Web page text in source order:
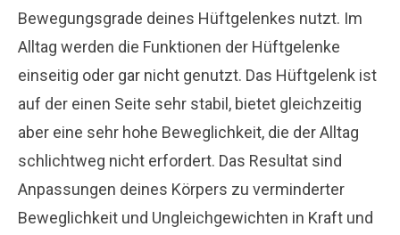
Bewegungsgrade deines Hüftgelenkes nutzt. Im
Alltag werden die Funktionen der Hüftgelenke
einseitig oder gar nicht genutzt. Das Hüftgelenk ist
auf der einen Seite sehr stabil, bietet gleichzeitig
aber eine sehr hohe Beweglichkeit, die der Alltag
schlichtweg nicht erfordert. Das Resultat sind
Anpassungen deines Körpers zu verminderter
Beweglichkeit und Ungleichgewichten in Kraft und